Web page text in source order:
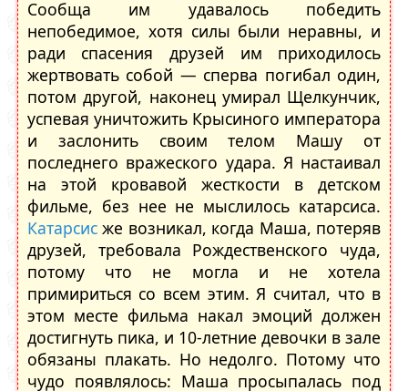
Сообща им удавалось победить
непобедимое, хотя силы были неравны, и
ради спасения друзей им приходилось
жертвовать собой — сперва погибал один,
потом другой, наконец умирал Щелкунчик,
успевая уничтожить Крысиного императора
и заслонить своим телом Машу от
последнего вражеского удара. Я настаивал
на этой кровавой жесткости в детском
фильме, без нее не мыслилось катарсиса.
Катарсисже возникал, когда Маша, потеряв
друзей, требовала Рождественского чуда,
потому что не могла и не хотела
примириться со всем этим. Я считал, что в
этом месте фильма накал эмоций должен
достигнуть пика, и 10-летние девочки в зале
обязаны плакать. Но недолго. Потому что
чудо появлялось: Маша просыпалась под